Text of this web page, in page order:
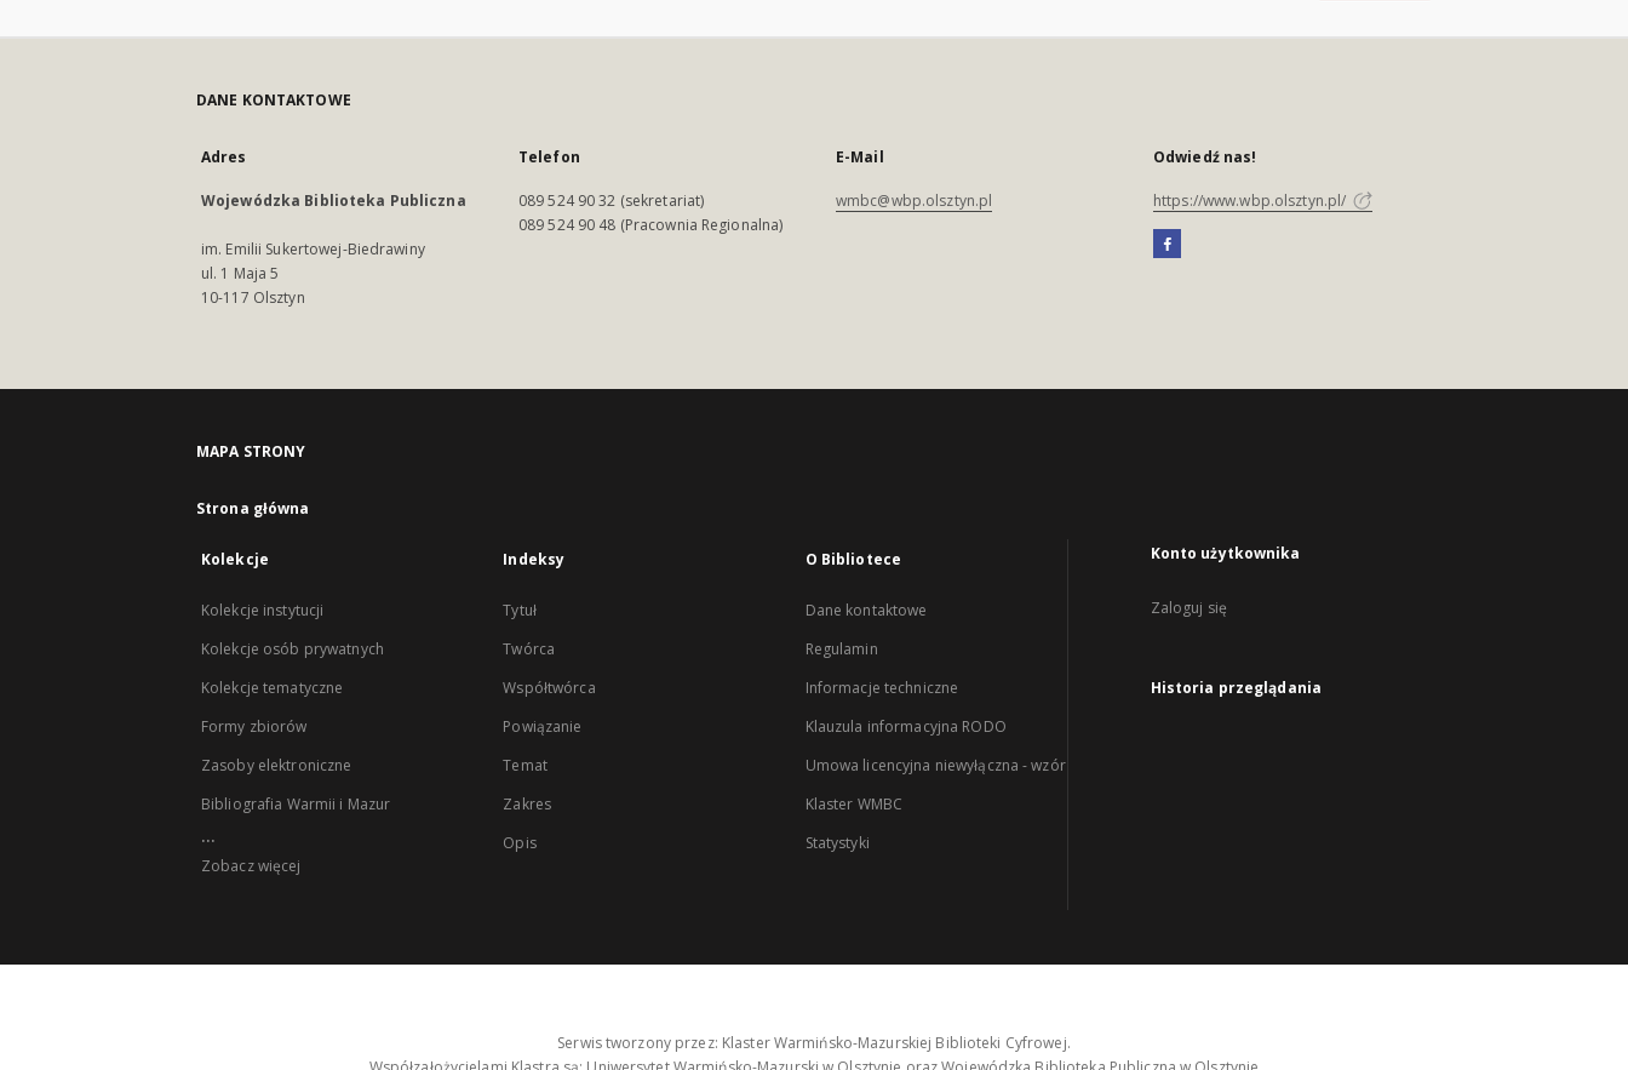
DANE KONTAKTOWE
Adres
Wojewódzka Biblioteka Publiczna
im. Emilii Sukertowej-Biedrawiny
ul. 1 Maja 5
10-117 Olsztyn
Telefon
089 524 90 32 (sekretariat)
089 524 90 48 (Pracownia Regionalna)
E-Mail
wmbc@wbp.olsztyn.pl
Odwiedź nas!
https://www.wbp.olsztyn.pl/
MAPA STRONY
Strona główna
Kolekcje
Kolekcje instytucji
Kolekcje osób prywatnych
Kolekcje tematyczne
Formy zbiorów
Zasoby elektroniczne
Bibliografia Warmii i Mazur
...
Zobacz więcej
Indeksy
Tytuł
Twórca
Współtwórca
Powiązanie
Temat
Zakres
Opis
O Bibliotece
Dane kontaktowe
Regulamin
Informacje techniczne
Klauzula informacyjna RODO
Umowa licencyjna niewyłączna - wzór
Klaster WMBC
Statystyki
Konto użytkownika
Zaloguj się
Historia przeglądania
Serwis tworzony przez: Klaster Warmińsko-Mazurskiej Biblioteki Cyfrowej.